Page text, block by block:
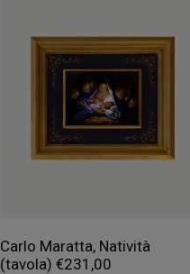
Carlo Maratta, Natività
(tavola) €231,00